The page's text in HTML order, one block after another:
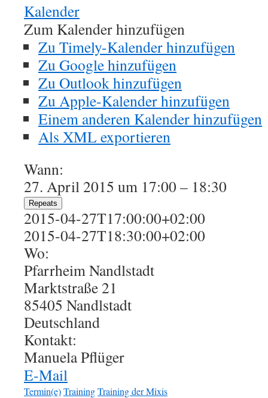
Kalender
Zum Kalender hinzufügen
Zu Timely-Kalender hinzufügen
Zu Google hinzufügen
Zu Outlook hinzufügen
Zu Apple-Kalender hinzufügen
Einem anderen Kalender hinzufügen
Als XML exportieren
Wann:
27. April 2015 um 17:00 – 18:30
Repeats
2015-04-27T17:00:00+02:00
2015-04-27T18:30:00+02:00
Wo:
Pfarrheim Nandlstadt
Marktstraße 21
85405 Nandlstadt
Deutschland
Kontakt:
Manuela Pflüger
E-Mail
Termin(e)TrainingTraining der Mixis